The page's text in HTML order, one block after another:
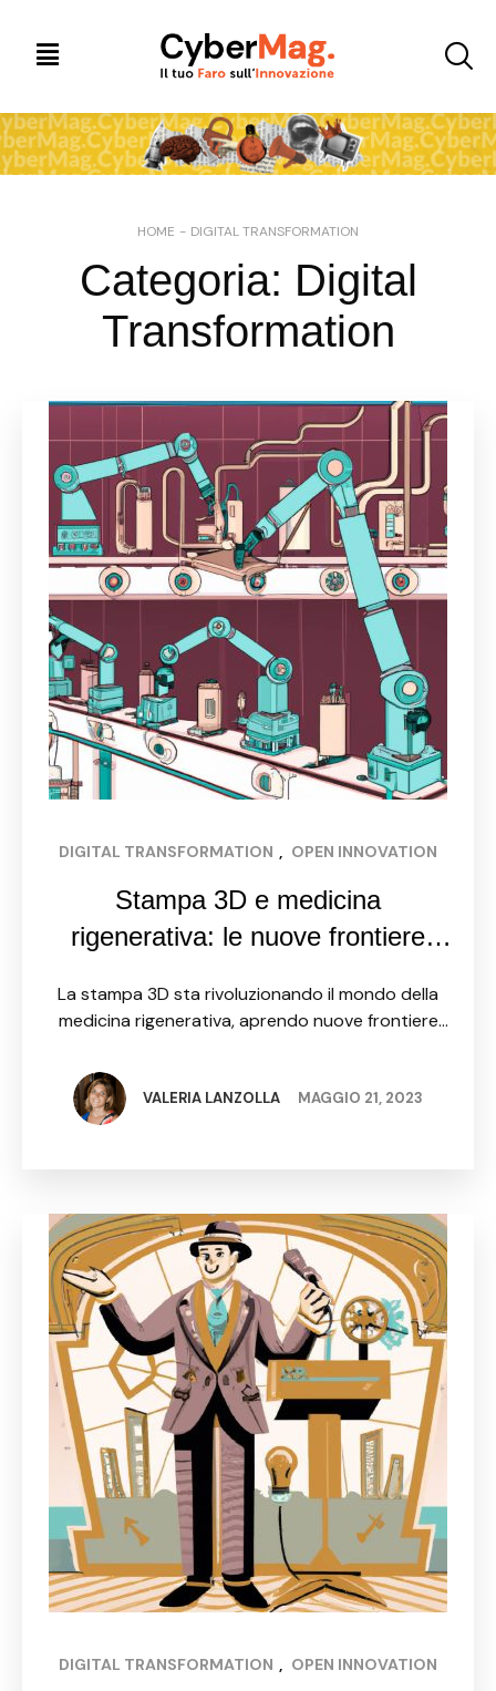
HOME - DIGITAL TRANSFORMATION
Categoria: Digital
Transformation
DIGITAL TRANSFORMATION , OPEN INNOVATION
Stampa 3D e medicina
rigenerativa: le nuove frontiere
tissutale
La stampa 3D sta rivoluzionando il mondo della
medicina rigenerativa, aprendo nuove frontiere
questa tecnologia, i medici e i ricercatori possono
creare tessuti, organi …
VALERIA LANZOLLA MAGGIO 21, 2023
DIGITAL TRANSFORMATION , OPEN INNOVATION